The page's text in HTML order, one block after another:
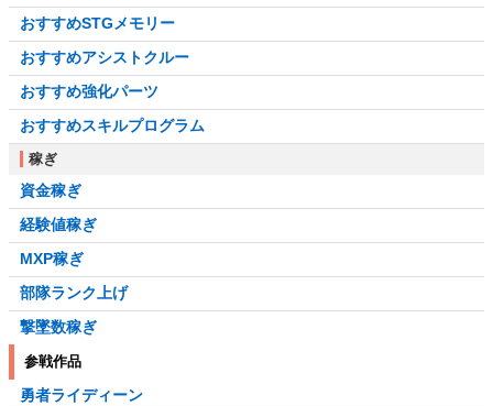
おすすめSTGメモリー
おすすめアシストクルー
おすすめ強化パーツ
おすすめスキルプログラム
稼ぎ
資金稼ぎ
経験値稼ぎ
MXP稼ぎ
部隊ランク上げ
撃墜数稼ぎ
参戦作品
勇者ライディーン